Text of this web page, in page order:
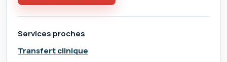
Services proches
Transfert clinique